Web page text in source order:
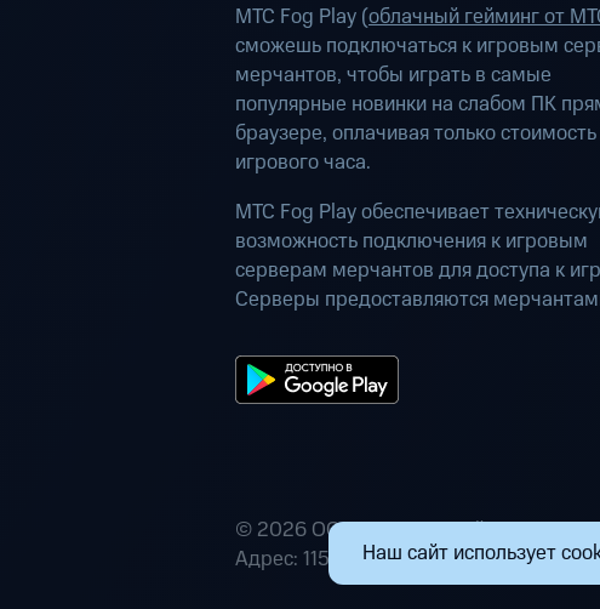
Наш сайт использует
МТС Fog Play (облачный гейминг от
сможешь подключаться к игровым
мерчантов, чтобы играть в самые
популярные новинки на слабом ПК
браузере, оплачивая только стоимость
игрового часа.
МТС Fog Play обеспечивает
возможность подключения к игровым
серверам мерчантов для доступа к
Серверы предоставляются
© 2026 ООО «Маркетплейс
Адрес: 115432, г. Москва, пр-кт